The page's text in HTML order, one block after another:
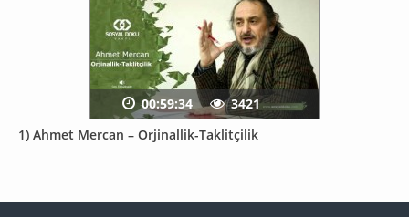
1) Ahmet Mercan – Orjinallik-Taklitçilik
00:59:34 3421